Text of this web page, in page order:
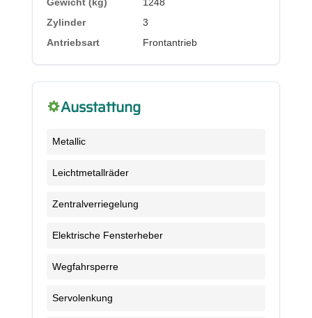
Zylinder
3
Antriebsart
Frontantrieb
Ausstattung
Metallic
Leichtmetallräder
Zentralverriegelung
Elektrische Fensterheber
Wegfahrsperre
Servolenkung